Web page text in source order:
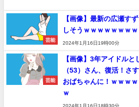
芸能
【画像】最新の広瀬す
しそうｗｗｗｗｗｗｗ
2024年1月16日19時00分
芸能
【画像】3年アイドル
（53）さん、復活！さ
おばちゃんに！ｗｗｗ
ｗ
2024年1月16日18時30分